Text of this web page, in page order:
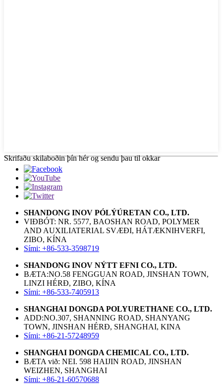
Skrifaðu skilaboðin þín hér og sendu þau til okkar
SHANDONG INOV PÓLÝÚRETAN CO., LTD.
VIÐBÓT: NR. 5577, BAOSHAN ROAD, POLYMER
AND AUXILIATERIAL SVÆÐI, HÁTÆKNIHVERFI,
ZIBO, KÍNA
Sími: +86-533-3598719
SHANDONG INOV NÝTT EFNI CO., LTD.
BÆTA:NO.58 FENGGUAN ROAD, JINSHAN TOWN,
LINZI HÉRÐ, ZIBO, KÍNA
Sími: +86-533-7405913
SHANGHAI DONGDA POLYURETHANE CO., LTD.
ADD:NO.307, SHANNING ROAD, SHANYANG
TOWN, JINSHAN HÉRÐ, SHANGHAI, KINA
Sími: +86-21-57248959
SHANGHAI DONGDA CHEMICAL CO., LTD.
BÆTA við: NEI. 598 HAIJIN ROAD, JINSHAN
WEIZHEN, SHANGHAI
Sími: +86-21-60570688